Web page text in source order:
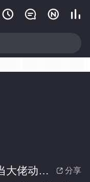
   
 分享
修仙归来当大佬动态漫